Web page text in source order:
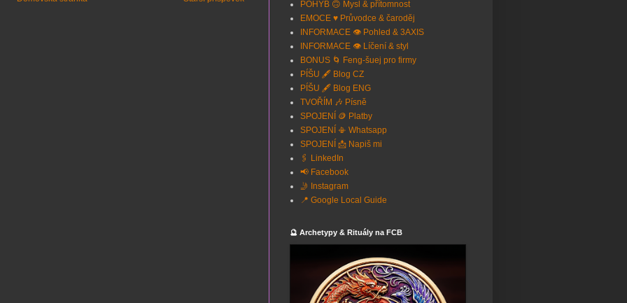
POHYB 🙃 Mysl & přítomnost
EMOCE ♥️ Průvodce & čaroděj
INFORMACE 👁️ Pohled & 3AXIS
INFORMACE 👁️ Líčení & styl
BONUS 🌀 Feng-šuej pro firmy
PÍŠU 🖋️ Blog CZ
PÍŠU 🖋️ Blog ENG
TVOŘÍM 🎶 Písně
SPOJENÍ 🪙 Platby
SPOJENÍ 📳 Whatsapp
SPOJENÍ 📩 Napiš mi
🖇️ LinkedIn
📢 Facebook
🤳 Instagram
📍 Google Local Guide
🔮 Archetypy & Rituály na FCB